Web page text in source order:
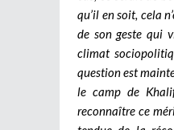
qu’il en soit, cela
de son geste qui
climat
question est
le camp de
reconnaître ce